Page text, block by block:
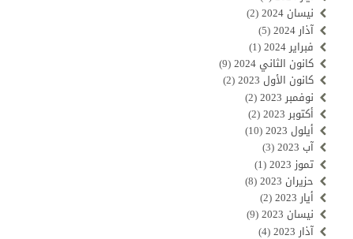
نيسان 2024
(2)
آذار 2024
(5)
فبراير 2024
(1)
كانون الثاني 2024
(9)
كانون الأول 2023
(2)
نوفمبر 2023
(2)
أكتوبر 2023
(2)
أيلول 2023
(10)
آب 2023
(3)
تموز 2023
(1)
حزيران 2023
(8)
أيار 2023
(2)
نيسان 2023
(9)
آذار 2023
(4)